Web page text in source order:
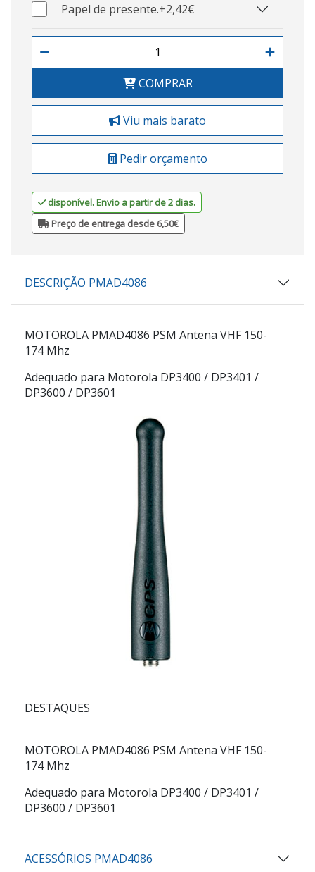
Papel de presente.+2,42€
COMPRAR
Viu mais barato
Pedir orçamento
disponível. Envio a partir de 2 dias.
Preço de entrega desde 6,50€
DESCRIÇÃO PMAD4086
MOTOROLA PMAD4086 PSM Antena VHF 150-
174 Mhz
Adequado para Motorola DP3400 / DP3401 /
DP3600 / DP3601
DESTAQUES
MOTOROLA PMAD4086 PSM Antena VHF 150-
174 Mhz
Adequado para Motorola DP3400 / DP3401 /
DP3600 / DP3601
ACESSÓRIOS PMAD4086